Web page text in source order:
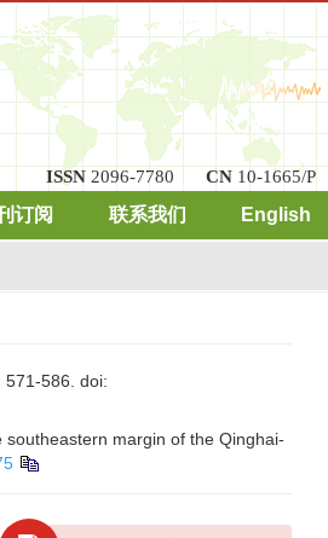
ISSN 2096-7780 CN 10-1665/P
订阅 联系我们 English
586. doi:
margin of the Qinghai-
x